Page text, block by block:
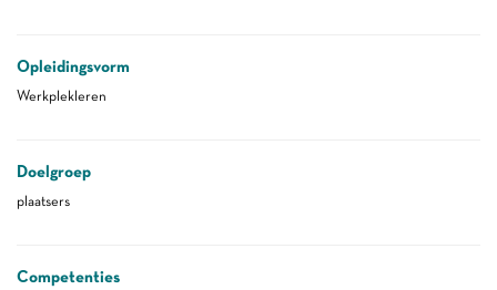
Opleidingsvorm
Werkplekleren
Doelgroep
plaatsers
Competenties